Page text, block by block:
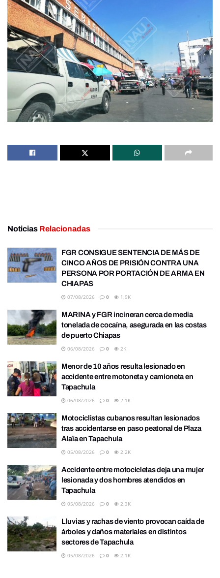
Noticias Relacionadas
FGR CONSIGUE SENTENCIA DE MÁS DE
CINCO AÑOS DE PRISIÓN CONTRA UNA
PERSONA POR PORTACIÓN DE ARMA EN
CHIAPAS
07/08/2026 0 1.9K
MARINA y FGR incineran cerca de media
tonelada de cocaína, asegurada en las costas
de puerto Chiapas
06/08/2026 0 2K
Menor de 10 años resulta lesionado en
accidente entre motoneta y camioneta en
Tapachula
06/08/2026 0 2.1K
Motociclistas cubanos resultan lesionados
tras accidentarse en paso peatonal de Plaza
Alaïa en Tapachula
05/08/2026 0 2.2K
Accidente entre motocicletas deja una mujer
lesionada y dos hombres atendidos en
Tapachula
05/08/2026 0 2.3K
Lluvias y rachas de viento provocan caída de
árboles y daños materiales en distintos
sectores de Tapachula
05/08/2026 0 2.1K